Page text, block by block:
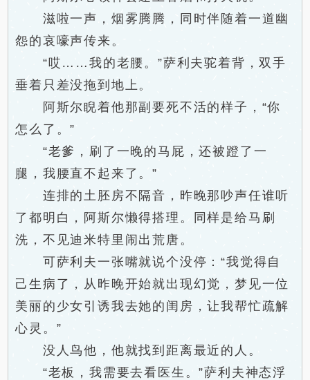
滋啦一声，烟雾腾腾，同时伴随着一道幽
怨的哀嚎声传来。
“哎……我的老腰。”萨利夫驼着背，双手
垂着只差没拖到地上。
阿斯尔睨着他那副要死不活的样子，“你
怎么了。”
“老爹，刷了一晚的马屁，还被蹬了一
腿，我腰直不起来了。”
连排的土胚房不隔音，昨晚那吵声任谁听
了都明白，阿斯尔懒得搭理。同样是给马刷
洗，不见迪米特里闹出荒唐。
可萨利夫一张嘴就说个没停：“我觉得自
己生病了，从昨晚开始就出现幻觉，梦见一位
美丽的少女引诱我去她的闺房，让我帮忙疏解
心灵。”
没人鸟他，他就找到距离最近的人。
“老板，我需要去看医生。”萨利夫神态浮